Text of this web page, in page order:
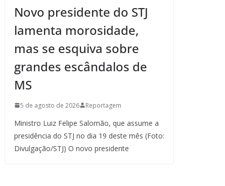
Novo presidente do STJ
lamenta morosidade,
mas se esquiva sobre
grandes escândalos de
MS
5 de agosto de 2026 Reportagem
Ministro Luiz Felipe Salomão, que assume a
presidência do STJ no dia 19 deste mês (Foto:
Divulgação/STJ) O novo presidente